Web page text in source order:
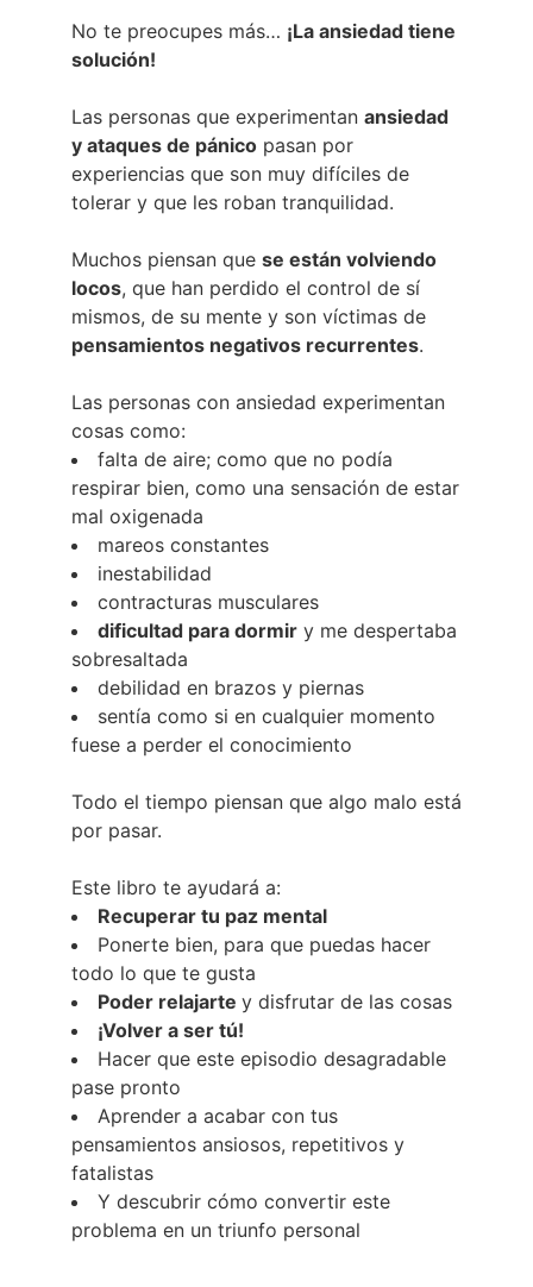
No te preocupes más… ¡La ansiedad tiene
solución!
Las personas que experimentan ansiedad
y ataques de pánico pasan por
experiencias que son muy difíciles de
tolerar y que les roban tranquilidad.
Muchos piensan que se están volviendo
locos, que han perdido el control de sí
mismos, de su mente y son víctimas de
pensamientos negativos recurrentes.
Las personas con ansiedad experimentan
cosas como:
falta de aire; como que no podía
respirar bien, como una sensación de estar
mal oxigenada
mareos constantes
inestabilidad
contracturas musculares
dificultad para dormir y me despertaba
sobresaltada
debilidad en brazos y piernas
sentía como si en cualquier momento
fuese a perder el conocimiento
Todo el tiempo piensan que algo malo está
por pasar.
Este libro te ayudará a:
Recuperar tu paz mental
Ponerte bien, para que puedas hacer
todo lo que te gusta
Poder relajarte y disfrutar de las cosas
¡Volver a ser tú!
Hacer que este episodio desagradable
pase pronto
Aprender a acabar con tus
pensamientos ansiosos, repetitivos y
fatalistas
Y descubrir cómo convertir este
problema en un triunfo personal